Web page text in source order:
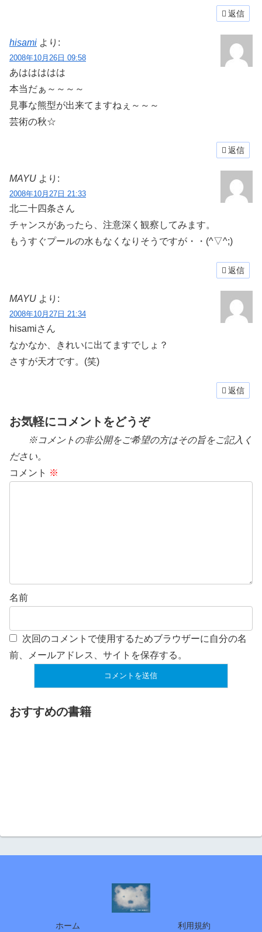
返信
hisami より:
2008年10月26日 09:58
あははははは
本当だぁ～～～～
見事な熊型が出来てますねぇ～～～
芸術の秋☆
返信
MAYU より:
2008年10月27日 21:33
北二十四条さん
チャンスがあったら、注意深く観察してみます。
もうすぐプールの水もなくなりそうですが・・(^▽^;)
返信
MAYU より:
2008年10月27日 21:34
hisamiさん
なかなか、きれいに出てますでしょ？
さすが天才です。(笑)
返信
お気軽にコメントをどうぞ
※コメントの非公開をご希望の方はその旨をご記入く
ださい。
コメント ※
名前
次回のコメントで使用するためブラウザーに自分の名
前、メールアドレス、サイトを保存する。
おすすめの書籍
ホーム 利用規約